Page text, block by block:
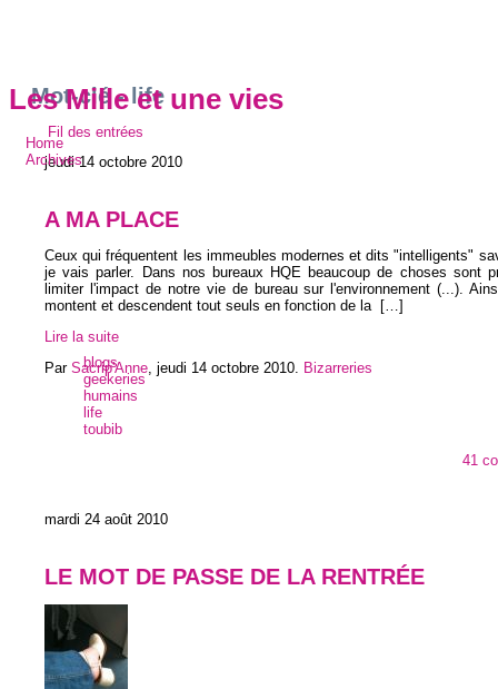
Les Mille et une vies
Home
Archives
Mot-clé - life
Fil des entrées
jeudi 14 octobre 2010
A MA PLACE
Ceux qui fréquentent les immeubles modernes et dits "intelligents"
je vais parler. Dans nos bureaux HQE beaucoup de choses sont
limiter l'impact de notre vie de bureau sur l'environnement (...).
montent et descendent tout seuls en fonction de la […]
Lire la suite
Par Sacrip'Anne jeudi 14 octobre 2010 Bizarreries
blogs
geekeries
humains
life
toubib
41
mardi 24 août 2010
LE MOT DE PASSE DE LA RENTRÉE